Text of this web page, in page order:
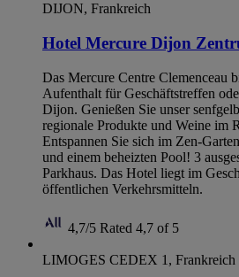
DIJON, Frankreich
Hotel Mercure Dijon
Das Mercure Centre Clemenceau
Aufenthalt für Geschäftstreffen
Dijon. Genießen Sie unser
regionale Produkte und Weine im
Entspannen Sie sich im Zen-
und einem beheizten Pool! 3
Parkhaus. Das Hotel liegt im
öffentlichen Verkehrsmitteln.
4,7/5 Rated 4,7 of 5
LIMOGES CEDEX 1, Frankreich